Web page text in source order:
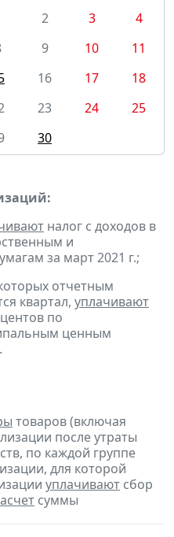
2 3
4
9 10
11
16 17
18
23 24
25
30
налог с доходов в
и
за март 2021 г.;
отчетным
квартал, уплачивают
по
ценным
товаров (включая
после утраты
по каждой группе
для которой
уплачивают сбор
суммы